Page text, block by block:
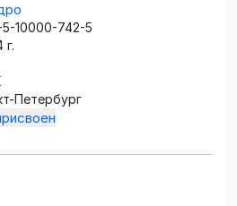
10000-742-5
г.
Петербург